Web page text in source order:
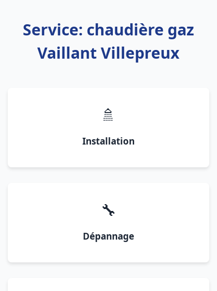
Service: chaudière gaz
Vaillant Villepreux
🚿
Installation
🔧
Dépannage